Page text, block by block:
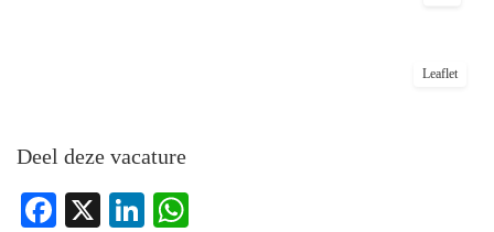
Leaflet
Deel deze vacature
Facebook
X LinkedIn